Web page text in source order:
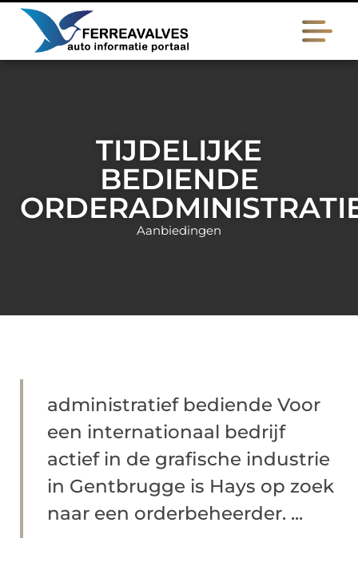
TIJDELIJKE
BEDIENDE
Aanbiedingen
administratief bediende Voor
een internationaal bedrijf
actief in de grafische industrie
in Gentbrugge is Hays op zoek
naar een orderbeheerder. ...